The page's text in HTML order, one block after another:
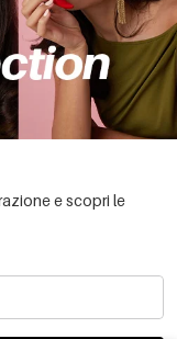
e scopri le